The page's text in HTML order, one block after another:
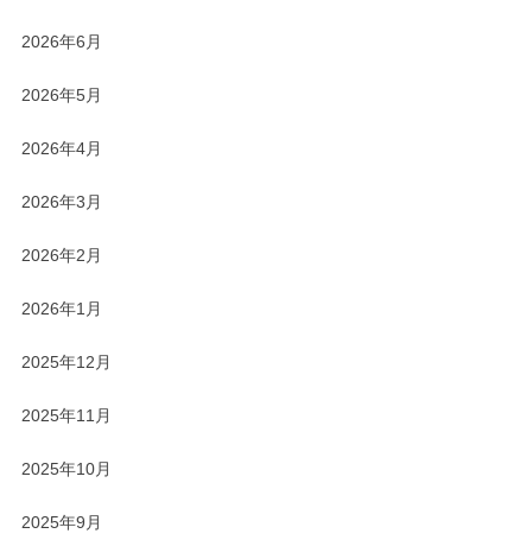
2026年6月
2026年5月
2026年4月
2026年3月
2026年2月
2026年1月
2025年12月
2025年11月
2025年10月
2025年9月